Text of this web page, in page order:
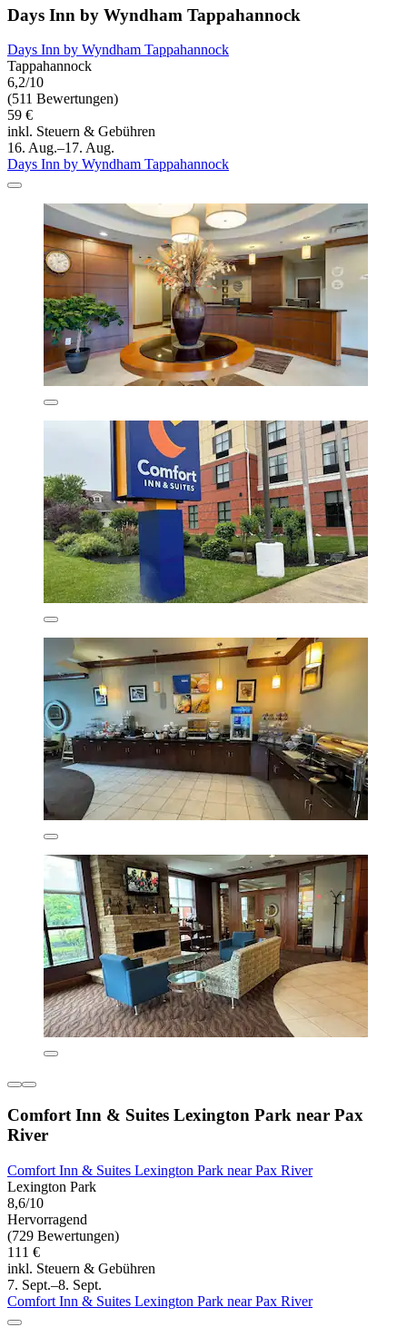
Days Inn by Wyndham Tappahannock
Days Inn by Wyndham Tappahannock
Tappahannock
6,2/10
(511 Bewertungen)
59 €
inkl. Steuern & Gebühren
16. Aug.–17. Aug.
Days Inn by Wyndham Tappahannock
Comfort Inn & Suites Lexington Park near Pax
River
Comfort Inn & Suites Lexington Park near Pax River
Lexington Park
8,6/10
Hervorragend
(729 Bewertungen)
111 €
inkl. Steuern & Gebühren
7. Sept.–8. Sept.
Comfort Inn & Suites Lexington Park near Pax River